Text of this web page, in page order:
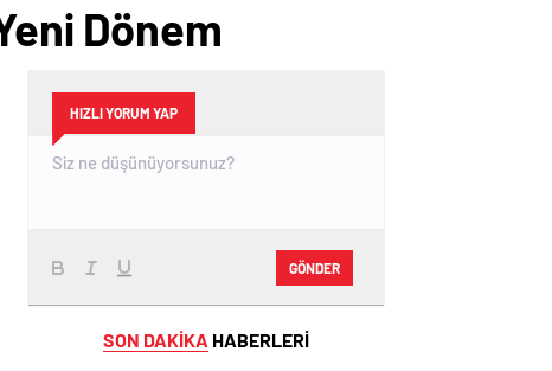
Dönem
HIZLI YORUM YAP
GÖNDER
SON DAKİKA HABERLERİ